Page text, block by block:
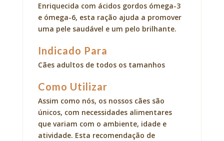
Enriquecida com ácidos gordos ómega-3
e ómega-6, esta ração ajuda a promover
uma pele saudável e um pelo brilhante.
Indicado Para
Cães adultos de todos os tamanhos
Como Utilizar
Assim como nós, os nossos cães são
únicos, com necessidades alimentares
que variam com o ambiente, idade e
atividade. Esta recomendação de